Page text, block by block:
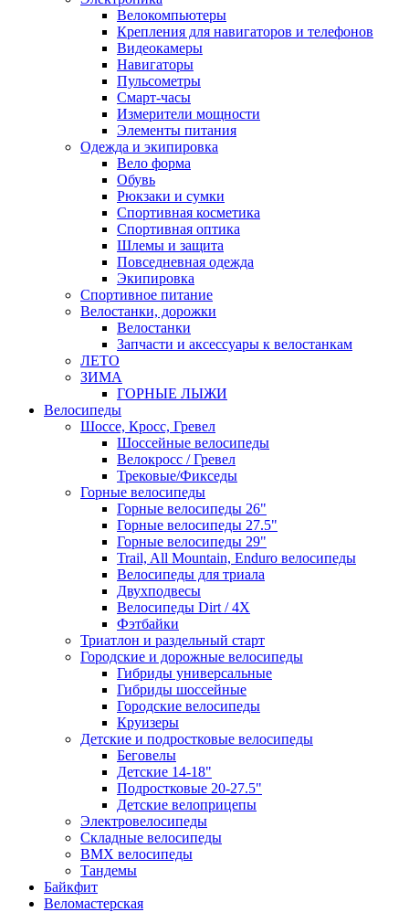
Велокомпьютеры
Крепления для навигаторов и телефонов
Видеокамеры
Навигаторы
Пульсометры
Смарт-часы
Измерители мощности
Элементы питания
Одежда и экипировка
Вело форма
Обувь
Рюкзаки и сумки
Спортивная косметика
Спортивная оптика
Шлемы и защита
Повседневная одежда
Экипировка
Спортивное питание
Велостанки, дорожки
Велостанки
Запчасти и аксессуары к велостанкам
ЛЕТО
ЗИМА
ГОРНЫЕ ЛЫЖИ
Велосипеды
Шоссе, Кросс, Гревел
Шоссейные велосипеды
Велокросс / Гревел
Трековые/Фикседы
Горные велосипеды
Горные велосипеды 26"
Горные велосипеды 27.5"
Горные велосипеды 29"
Trail, All Mountain, Enduro велосипеды
Велосипеды для триала
Двухподвесы
Велосипеды Dirt / 4X
Фэтбайки
Триатлон и раздельный старт
Городские и дорожные велосипеды
Гибриды универсальные
Гибриды шоссейные
Городские велосипеды
Круизеры
Детские и подростковые велосипеды
Беговелы
Детские 14-18"
Подростковые 20-27.5"
Детские велоприцепы
Электровелосипеды
Складные велосипеды
BMX велосипеды
Тандемы
Байкфит
Веломастерская